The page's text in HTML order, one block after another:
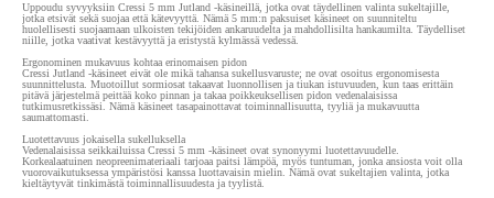
Uppoudu syvyyksiin Cressi 5 mm Jutland -käsineillä, jotka ovat täydellinen valinta sukeltajille,
jotka etsivät sekä suojaa että kätevyyttä. Nämä 5 mm:n paksuiset käsineet on suunniteltu
huolellisesti suojaamaan ulkoisten tekijöiden ankaruudelta ja mahdollisilta hankaumilta. Täydelliset
niille, jotka vaativat kestävyyttä ja eristystä kylmässä vedessä.
Ergonominen mukavuus kohtaa erinomaisen pidon
Cressi Jutland -käsineet eivät ole mikä tahansa sukellusvaruste; ne ovat osoitus ergonomisesta
suunnittelusta. Muotoillut sormiosat takaavat luonnollisen ja tiukan istuvuuden, kun taas erittäin
pitävä järjestelmä peittää koko pinnan ja takaa poikkeuksellisen pidon vedenalaisissa
tutkimusretkissäsi. Nämä käsineet tasapainottavat toiminnallisuutta, tyyliä ja mukavuutta
saumattomasti.
Luotettavuus jokaisella sukelluksella
Vedenalaisissa seikkailuissa Cressi 5 mm -käsineet ovat synonyymi luotettavuudelle.
Korkealaatuinen neopreenimateriaali tarjoaa paitsi lämpöä, myös tuntuman, jonka ansiosta voit olla
vuorovaikutuksessa ympäristösi kanssa luottavaisin mielin. Nämä ovat sukeltajien valinta, jotka
kieltäytyvät tinkimästä toiminnallisuudesta ja tyylistä.